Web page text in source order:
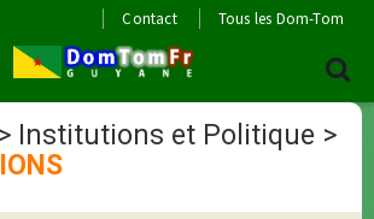
Contact Tous les Dom-Tom
> Institutions et Politique >